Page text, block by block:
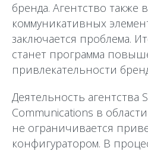
бренда. Агентство также
коммуникативных
заключается проблема.
станет программа
привлекательности
Деятельность агентства
Communications в
не ограничивается
конфигуратором. В